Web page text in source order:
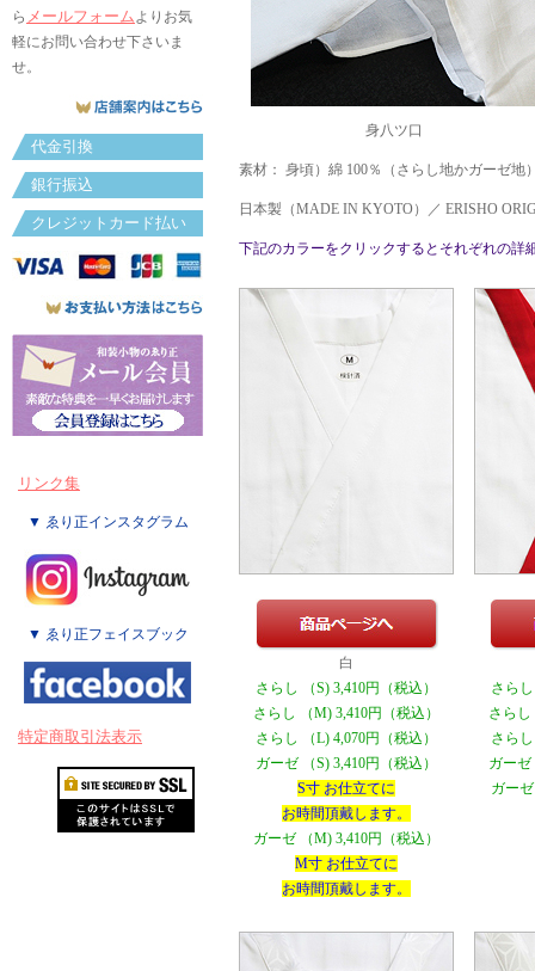
ら メールフォームよりお気
軽にお問い合わせ下さいま
せ。
代金引換
銀行振込
クレジットカード払い
リンク集
▼ ゑり正インスタグラム
▼ ゑり正フェイスブック
特定商取引法表示
身八ツ口
素材： 身頃）綿 100％（さらし地かガーゼ地
日本製（MADE IN KYOTO）／ ERISHO
下記のカラーをクリックするとそれぞれの詳
白
さらし （S) 3,410円（税込）
さらし （M) 3,410円（税込）
さらし （L) 4,070円（税込）
ガーゼ （S) 3,410円（税込）
S寸 お仕立てに
お時間頂戴します。
ガーゼ （M) 3,410円（税込）
М寸 お仕立てに
お時間頂戴します。
さら
さらし
さら
ガーゼ
ガー